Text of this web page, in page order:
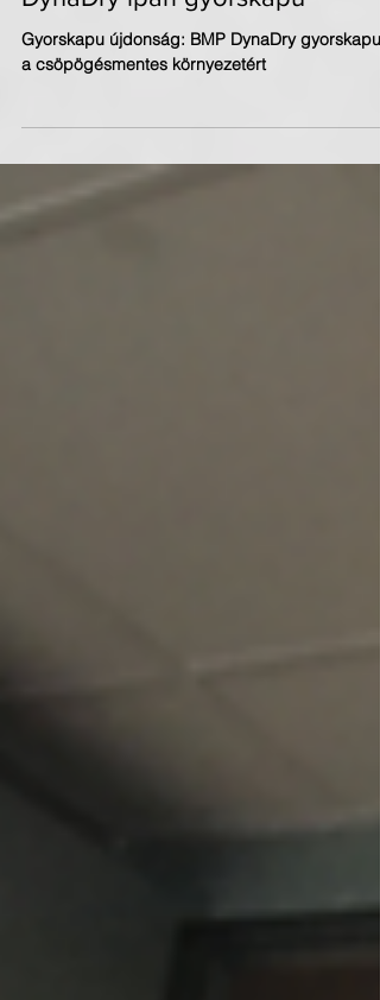
Gyorskapu újdonság: BMP
DynaDry ipari gyorskapu